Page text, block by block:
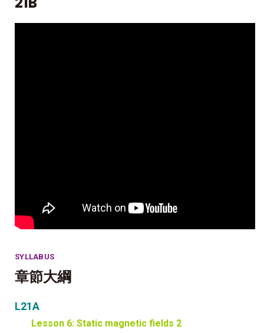
SYLLABUS
章節大綱
L21A
Lesson 6: Static magnetic fields 2